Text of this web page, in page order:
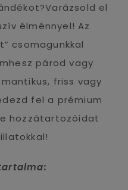
el
élménnyel! Az
csomagunkkal
párod vagy
friss vagy
fel a prémium
hozzátartozóidat